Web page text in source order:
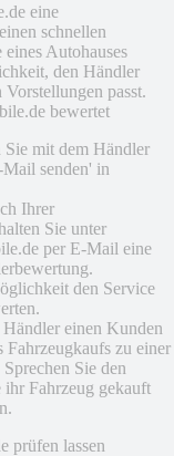
eine
schnellen
Autohauses
den Händler
Vorstellungen passt.
bewertet
Sie mit dem Händler
senden' in
Ihrer
Sie unter
per E-Mail eine
den Service
einen Kunden
Fahrzeugkaufs zu einer
Sie den
ihr Fahrzeug gekauft
prüfen lassen